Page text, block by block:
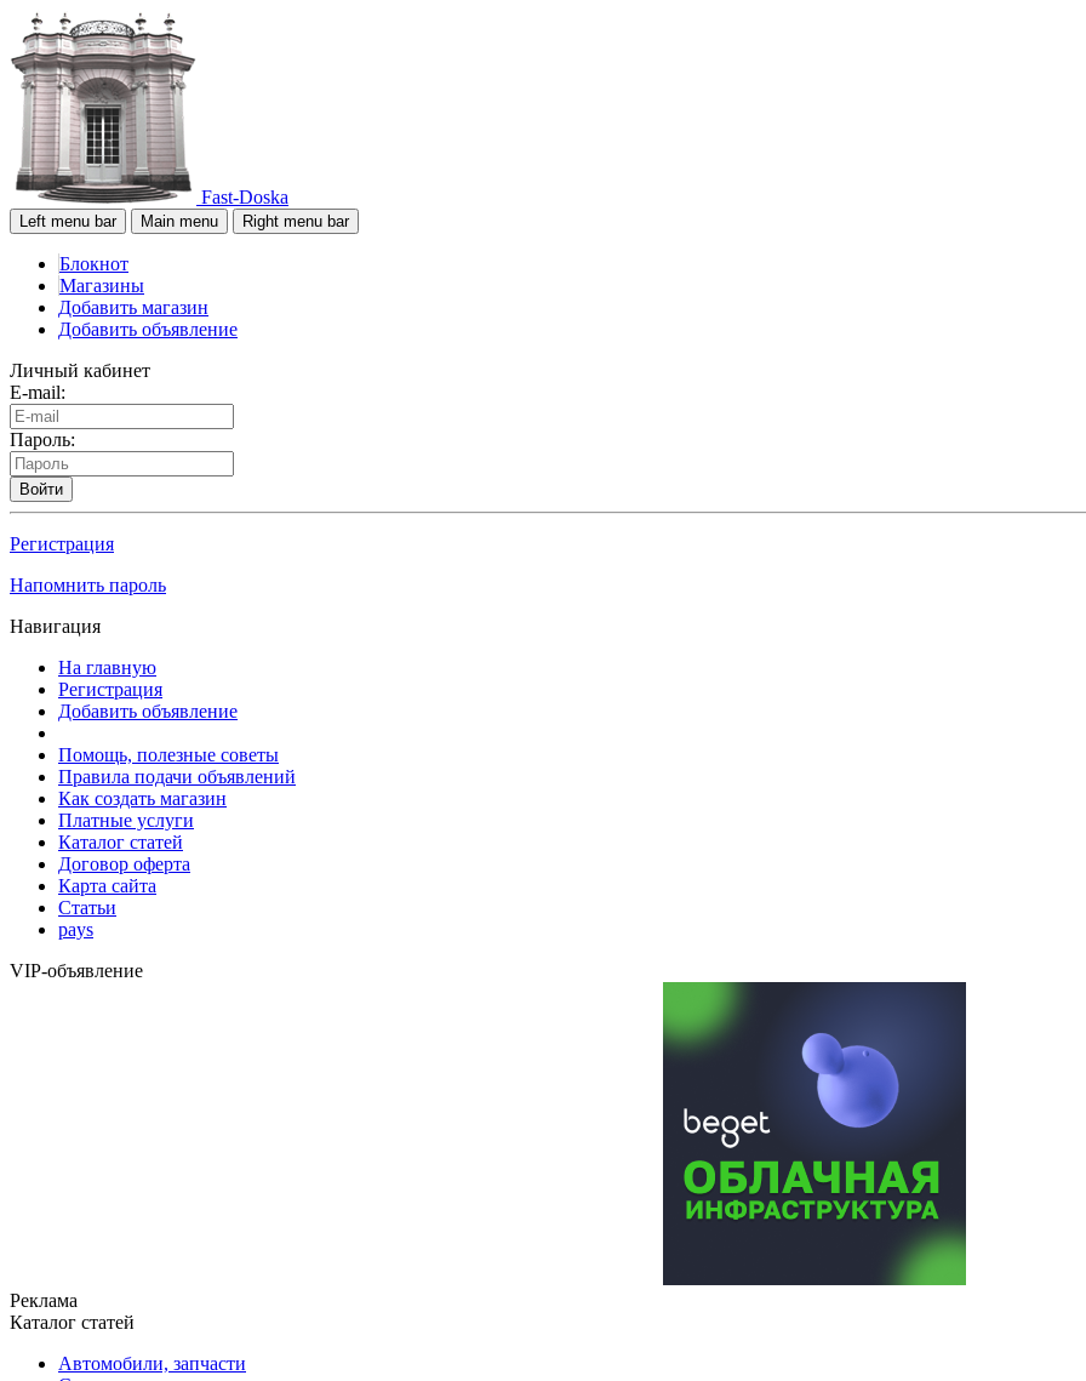
Fast-Doska
Left menu bar Main menu Right menu bar
Блокнот
Магазины
Добавить магазин
Добавить объявление
Личный кабинет
E-mail:
Пароль:
Войти
Регистрация
Напомнить пароль
Навигация
На главную
Регистрация
Добавить объявление
Помощь, полезные советы
Правила подачи объявлений
Как создать магазин
Платные услуги
Каталог статей
Договор оферта
Карта сайта
Статьи
pays
VIP-объявление
Реклама
Каталог статей
Автомобили, запчасти